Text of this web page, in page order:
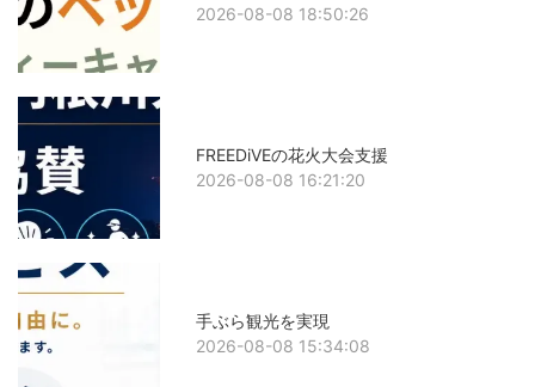
2026-08-08 18:50:26
FREEDiVEの花火大会支援
2026-08-08 16:21:20
手ぶら観光を実現
2026-08-08 15:34:08